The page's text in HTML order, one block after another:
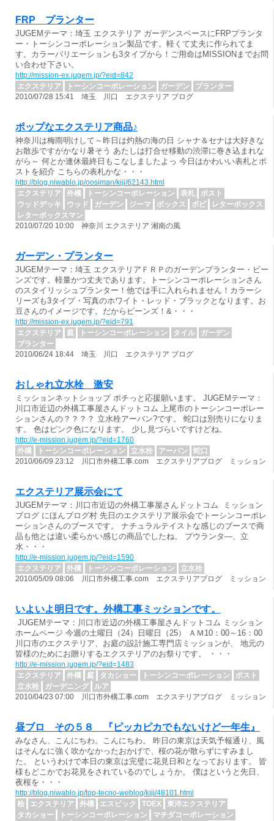
FRP プランター
JUGEMテーマ：埼玉 エクステリア ガーデンスペースにFRPプランタ
ー・トーシンコーポレーション製品です。軽くて丈夫に作られてま
す。カラーバリエーションも3タイプから！ご用命はMISSIONまでお問
い合わせ下さい。
http://mission-ex.jugem.jp/?eid=842
エクステリア
トーシンコーポレーション ガーデン
プランター
2010/07/28 15:41 埼玉 川口 エクステリア ブログ
ポップなエクステリア商品♪
神奈川は梅雨明けして～昨日は灼熱の海の日 シャナ＆セナは大好きな
お散歩ですがかなり暑そう あたしは打合せ移動の渋滞に巻き込まれな
がら～ 何とか連休最終日もこなしましたよっ 今日はかわいい表札とポ
ストを紹介 こちらの表札かな・・・
http://blog.niwablo.jp/oosiman/kiji/62143.html
エクステリア
外構 トーシンコーポレーション 表札
ポスト
ウッドデッキ
ウッド ガーデン ジーマ ボックス ボビ
レターボックス
レターボックスマン
2010/07/20 10:00 神奈川 エクステリア 湘南の風
ガーデン・プランター
JUGEMテーマ：埼玉 エクステリアＦＲＰのガーデンプランター・ビー
ンズです。軽量かつ丈夫であります。トーシンコーポレーションさん
のスタイリッシュプランター！他では手に入れられません！カラーシ
リーズも3タイプ・写真のホワイト・レッド・ブラックとなります。お
豆さんのイメージです。だからビーンズ！&・・・
http://mission-ex.jugem.jp/?eid=791
エクステリア
庭 トーシンコーポレーション タイル
ガーデン
プランター
2010/06/24 18:44 埼玉 川口 エクステリア ブログ
おしゃれ立水栓 激安
ミッションネットショップ ポチっと応援願います。 JUGEMテーマ：
川口市近辺の外構工事屋さんドットコム 上尾市のトーシンコーポレー
ションさんの？？？？ 立水栓アーバン?です。 蛇口は別売りになりま
す。 色はピンク色になります。 少し見づらいですけどね。
http://e-mission.jugem.jp/?eid=1760
外構
トーシンコーポレーション 立水栓 アーバン
蛇口
2010/06/09 23:12 川口市外構工事.com エクステリアブログ ミッション
エクステリア展示会にて
JUGEMテーマ：川口市近辺の外構工事屋さんドットコム ミッション
ブログ にほんブログ村 先日のエクステリア展示会でトーシンコーポレ
ーションさんのブースです。 ナチュラルテイストな感じのブースで商
品も他とは違い柔らかい感じの商品でしたね。 プウランタ―、立
水・・・
http://e-mission.jugem.jp/?eid=1590
エクステリア
外構 トーシンコーポレーション
立水栓
2010/05/09 08:06 川口市外構工事.com エクステリアブログ ミッション
いよいよ明日です。外構工事ミッションです。
JUGEMテーマ：川口市近辺の外構工事屋さんドットコム ミッション
ホームページ 今週の土曜日（24）日曜日（25） ＡＭ10：00～16：00
川口市のエクステリア、お庭の設計施工専門店ミッションが、 地元の
皆様のためにお贈りするエクステリアのお祭りです。 ・・・
http://e-mission.jugem.jp/?eid=1483
エクステリア
外構 庭 タカショー トーシンコーポレーション
ポスト
立水栓
ガーデニング
ルア
2010/04/23 07:00 川口市外構工事.com エクステリアブログ ミッション
昼ブロ その５８ 『ピッカピカでもないけど一年生』
みなさん、こんにちわ。こんにちわ。 昨日の東京は天気予報通り、風
はそんなに強く吹かなかったおかげで、桜の花が散らずにすみまし
た。 というわけで本日の東京は完璧に花見日和となっております。 皆
様もどこかでお花見をされているのでしょうか。 僕はというと先日、
夜桜を・・・
http://blog.niwablo.jp/top-tecno-weblog/kiji/48101.html
桧
エクステリア 外構 エスビック TOEX
東洋エクステリア
タカショー
トーシンコーポレーション
マチダコーポレーション